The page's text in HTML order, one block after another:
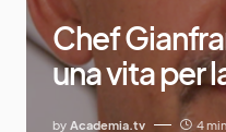
Chef
una vita per
by Academia.tv 4